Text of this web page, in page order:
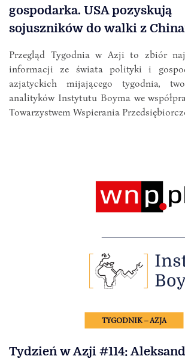
gospodarka. USA pozyskują
sojuszników do walki z
Przegląd Tygodnia w Azji to zbiór
informacji ze świata polityki i
azjatyckich mijającego tygodnia,
analityków Instytutu Boyma we
Towarzystwem Wspierania
TYGODNIK – AZJA
Tydzień w Azji #114: